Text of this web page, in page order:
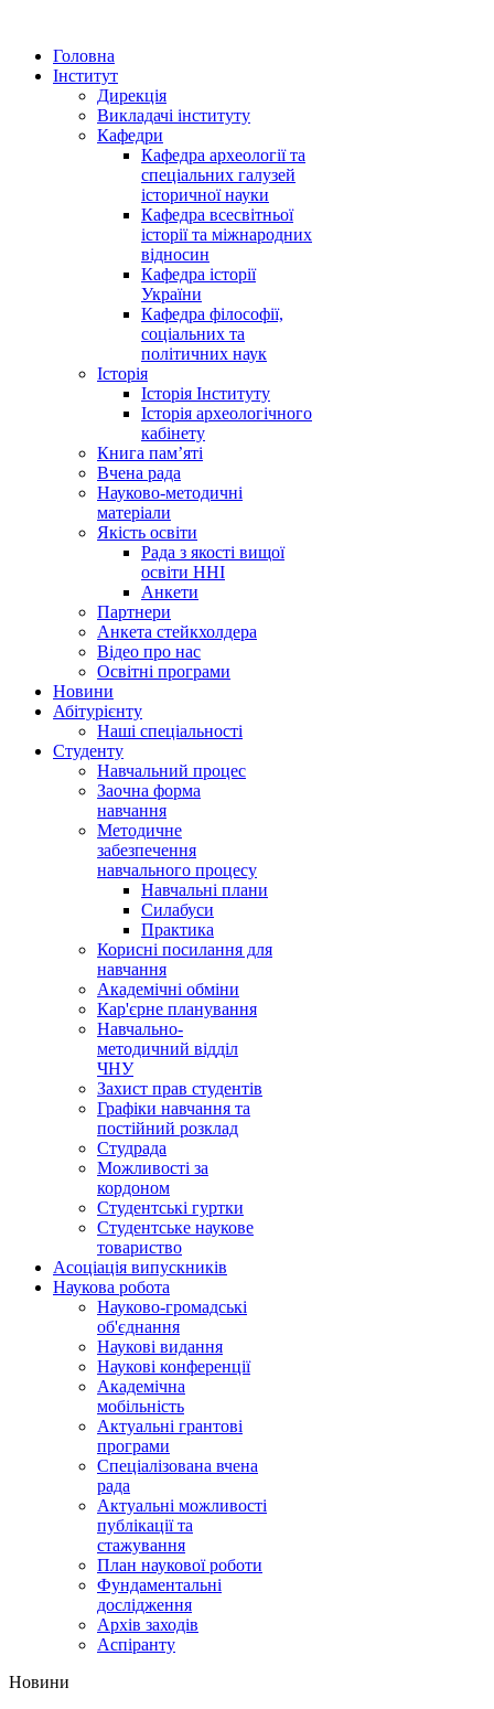
Головна
Інститут
Дирекція
Викладачі інституту
Кафедри
Кафедра археології та
спеціальних галузей
історичної науки
Кафедра всесвітньої
історії та міжнародних
відносин
Кафедра історії
України
Кафедра філософії,
соціальних та
політичних наук
Історія
Історія Інституту
Історія археологічного
кабінету
Книга памʼяті
Вчена рада
Науково-методичні
матеріали
Якість освіти
Рада з якості вищої
освіти ННІ
Анкети
Партнери
Анкета стейкхолдера
Відео про нас
Освітні програми
Hовини
Абітурієнту
Наші спеціальності
Студенту
Навчальний процес
Заочна форма
навчання
Методичне
забезпечення
навчального процесу
Навчальні плани
Силабуси
Практика
Корисні посилання для
навчання
Академічні обміни
Кар'єрне планування
Навчально-
методичний відділ
ЧНУ
Захист прав студентів
Графіки навчання та
постійний розклад
Студрада
Можливості за
кордоном
Студентські гуртки
Студентське наукове
товариство
Асоціація випускників
Наукова робота
Науково-громадські
об'єднання
Наукові видання
Наукові конференції
Академічна
мобільність
Актуальні грантові
програми
Спеціалізована вчена
рада
Актуальні можливості
публікації та
стажування
План наукової роботи
Фундаментальні
дослідження
Архів заходів
Аспіранту
Hовини